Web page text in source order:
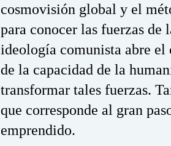
cosmovisión global y el
para conocer las fuerzas de
ideología comunista abre
de la capacidad de la
transformar tales fuerzas.
que corresponde al gran
emprendido.